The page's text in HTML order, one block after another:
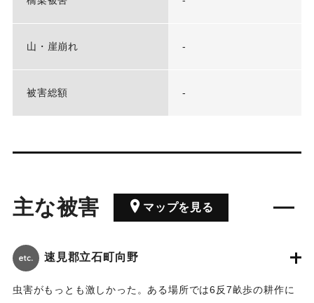
山・崖崩れ -
被害総額 -
主な被害 マップを見る
速見郡立石町向野
虫害がもっとも激しかった。ある場所では6反7畝歩の耕作に